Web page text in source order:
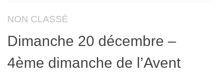
NON CLASSÉ
Dimanche 20 décembre –
4ème dimanche de l’Avent